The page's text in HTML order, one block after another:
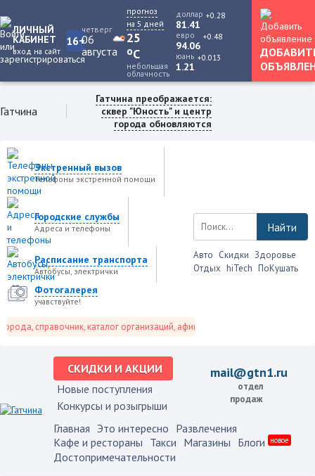
ЛИЧНЫЙ
КАБИНЕТ
вход на сайт
16+
четверг
06
августа
прогноз
на 5 дней
25
oC
небольшая
облачность
доллар
81.41
+0.28
евро
94.06
+0.48
юань
1.21
+0.013
Гатчина
Гатчина преображается:
сквер "Юность" и центр
города обновляются
Экстренный вызов
Телефоны экстренной помощи
Городские службы
Адреса и телефоны
Расписание транспорта
Автобусы, электрички
Фотогалерея
учавствуйте!
справочник, каталог организаций, афиша событий и не только это.
Найти
Авто Скидки Здоровье
Отдых hiTech ПоКушать
СКИДКИ И АКЦИИ
Новые поступления
Конкурсы и розыгрыши
mail@gtn1.ru
отдел
продаж
Главная Это интересно Развлечения
Кафе и рестораны Такси Магазины Блоги новое
Достопримечательности